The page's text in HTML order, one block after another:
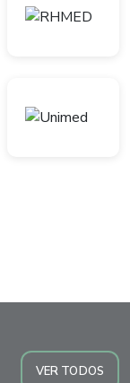
VER TODOS